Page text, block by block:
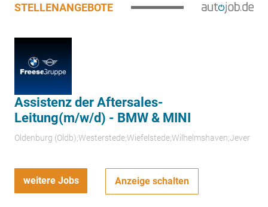
STELLENANGEBOTE
Assistenz der Aftersales-
Leitung(m/w/d) - BMW & MINI
Oldenburg (Oldb);Westerstede;Wiefelstede;Wilhelmshaven;Jever
weitere Jobs Anzeige schalten